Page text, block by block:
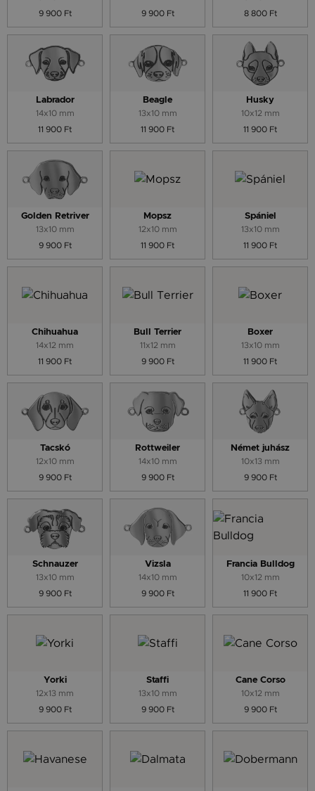
9 900 Ft
9 900 Ft
8 800 Ft
Labrador
14x10 mm
11 900 Ft
Beagle
13x10 mm
11 900 Ft
Husky
10x12 mm
11 900 Ft
Golden Retriver
13x10 mm
9 900 Ft
Mopsz
12x10 mm
11 900 Ft
Spániel
13x10 mm
11 900 Ft
Chihuahua
14x12 mm
11 900 Ft
Bull Terrier
11x12 mm
9 900 Ft
Boxer
13x10 mm
11 900 Ft
Tacskó
12x10 mm
9 900 Ft
Rottweiler
14x10 mm
9 900 Ft
Német juhász
10x13 mm
9 900 Ft
Schnauzer
13x10 mm
9 900 Ft
Vizsla
14x10 mm
9 900 Ft
Francia Bulldog
10x12 mm
11 900 Ft
Yorki
12x13 mm
9 900 Ft
Staffi
13x10 mm
9 900 Ft
Cane Corso
10x12 mm
9 900 Ft